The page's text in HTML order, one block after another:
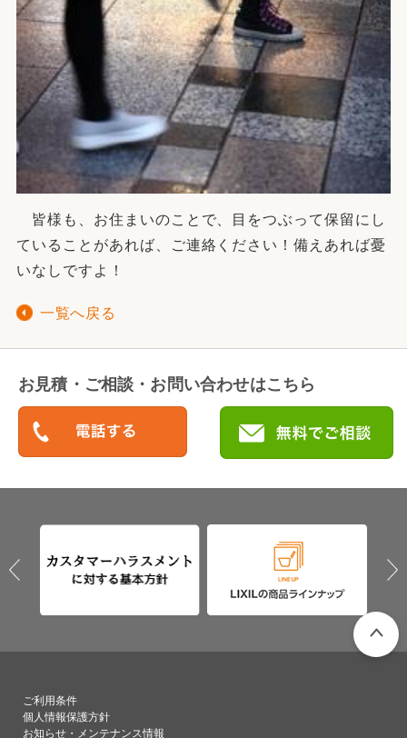
皆様も、お住まいのことで、目をつぶって保留にし
ていることがあれば、ご連絡ください！備えあれば憂
いなしですよ！
一覧へ戻る
お見積・ご相談・お問い合わせはこちら
ご利用条件
個人情報保護方針
お知らせ・メンテナンス情報